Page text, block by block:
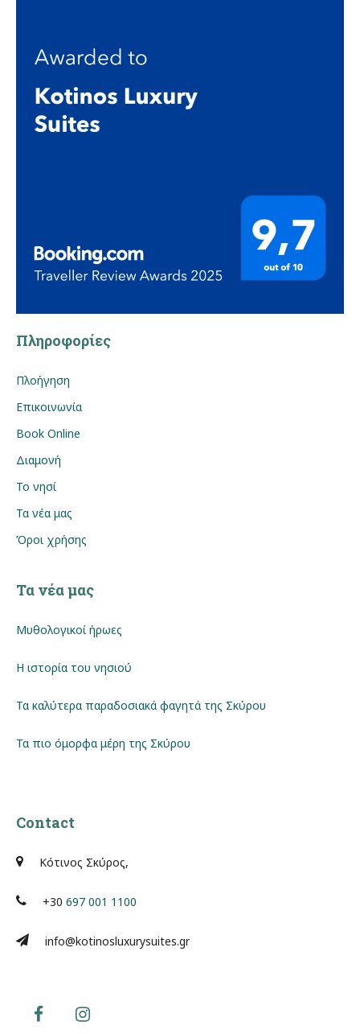
Πληροφορίες
Πλοήγηση
Επικοινωνία
Book Online
Διαμονή
Το νησί
Τα νέα μας
Όροι χρήσης
Τα νέα μας
Μυθολογικοί ήρωες
Η ιστορία του νησιού
Τα καλύτερα παραδοσιακά φαγητά της Σκύρου
Τα πιο όμορφα μέρη της Σκύρου
Contact
Κότινος Σκύρος,
+30 697 001 1100
info@kotinosluxurysuites.gr